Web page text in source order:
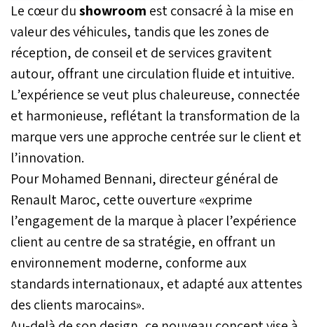
transport scolaire à la
province de Fahs Anjra.
Une initiative qui porte à
22 le nombre de Renault
Master mis à disposition
des communes rurales et
qui permet chaque jour à
plus de 2.300 élèves de
établissements.
Le cœur dushowroom est consacré à la mise en
valeur des véhicules, tandis que les zones de
réception, de conseil et de services gravitent
autour, offrant une circulation fluide et intuitive.
L’expérience se veut plus chaleureuse, connectée
et harmonieuse, reflétant la transformation de la
marque vers une approche centrée sur le client et
l’innovation.
Pour Mohamed Bennani, directeur général de
Renault Maroc, cette ouverture «exprime
l’engagement de la marque à placer l’expérience
client au centre de sa stratégie, en offrant un
environnement moderne, conforme aux
standards internationaux, et adapté aux attentes
des clients marocains».